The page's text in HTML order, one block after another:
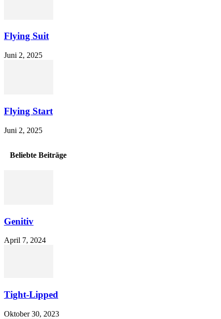
Flying Suit
Juni 2, 2025
Flying Start
Juni 2, 2025
Beliebte Beiträge
Genitiv
April 7, 2024
Tight-Lipped
Oktober 30, 2023